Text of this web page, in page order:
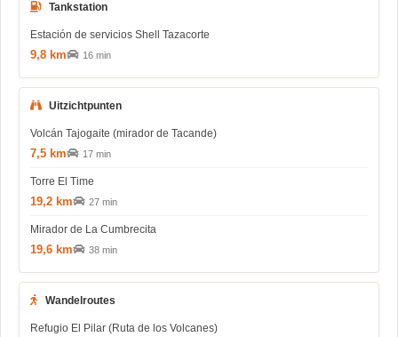
Tankstation
Estación de servicios Shell Tazacorte
9,8 km 16 min
Uitzichtpunten
Volcán Tajogaite (mirador de Tacande)
7,5 km 17 min
Torre El Time
19,2 km 27 min
Mirador de La Cumbrecita
19,6 km 38 min
Wandelroutes
Refugio El Pilar (Ruta de los Volcanes)